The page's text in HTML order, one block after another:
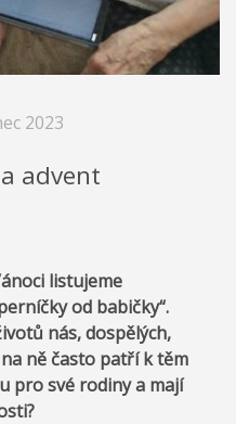
2023
advent
listujeme
od babičky“.
nás, dospělých,
ně často patří k těm
pro své rodiny a mají